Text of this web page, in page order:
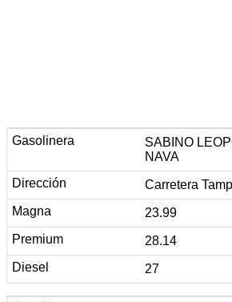
SABINO
NAVA
Carretera
23.99
28.14
27